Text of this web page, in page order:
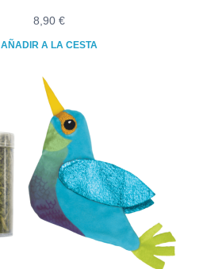
8,90 €
AÑADIR A LA CESTA